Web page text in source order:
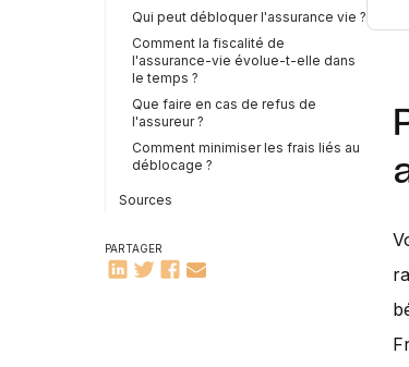
Qui peut débloquer l'assurance vie ?
Comment la fiscalité de
l'assurance-vie évolue-t-elle dans
le temps ?
Que faire en cas de refus de
l'assureur ?
Comment minimiser les frais liés au
déblocage ?
Sources
PARTAGER